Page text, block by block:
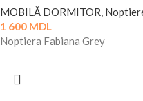
MOBILĂ DORMITOR,
1 600 MDL
Noptiera Fabiana Grey